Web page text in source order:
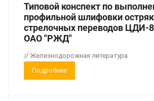
Типовой конспект по
профильной шлифовки
стрелочных переводов ЦДИ-
ОАО "РЖД"
// Железнодорожная литература
Подробнее